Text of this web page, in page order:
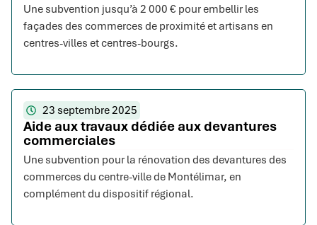
Une subvention jusqu’à 2 000 € pour embellir les
façades des commerces de proximité et artisans en
centres-villes et centres-bourgs.
23 septembre 2025
Aide aux travaux dédiée aux devantures
commerciales
Une subvention pour la rénovation des devantures des
commerces du centre-ville de Montélimar, en
complément du dispositif régional.